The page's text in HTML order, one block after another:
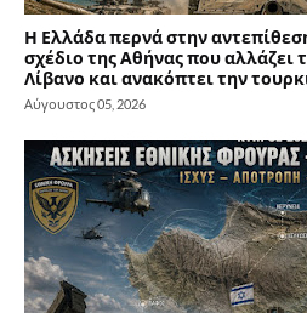
Η Ελλάδα περνά στην
σχέδιο της Αθήνας που αλλάζει
Λίβανο και ανακόπτει την
Αύγουστος 05, 2026